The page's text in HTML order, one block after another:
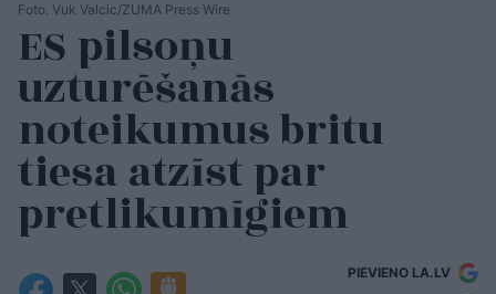
Foto. Vuk Valcic/ZUMA Press Wire
ES pilsoņu
uzturēšanās
noteikumus britu
tiesa atzīst par
pretlikumīgiem
PIEVIENO LA.LV